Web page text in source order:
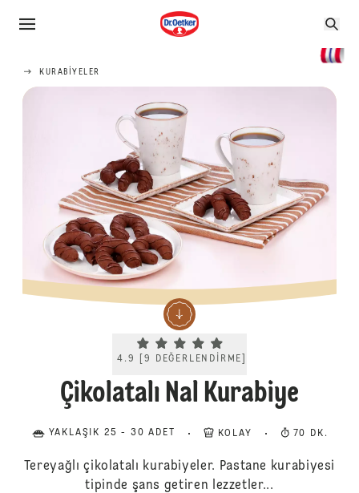
KURABIYELER
Current rating 4.9. Click to rate.
4.9 [9 DEĞERLENDIRME
Çikolatalı Nal Kurabiye
YAKLAŞIK 25 - 30 ADET KOLAY 70 DK.
Tereyağlı çikolatalı kurabiyeler. Pastane kurabiyesi
tipinde şans getiren lezzetler...